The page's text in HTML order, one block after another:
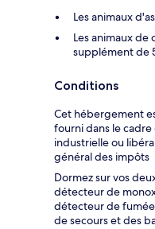
Les animaux
Les animaux
supplément de
Conditions
Cet hébergement
fourni dans le cadre
industrielle ou
général des impôts
Dormez sur vos
détecteur de
détecteur de
de secours et des